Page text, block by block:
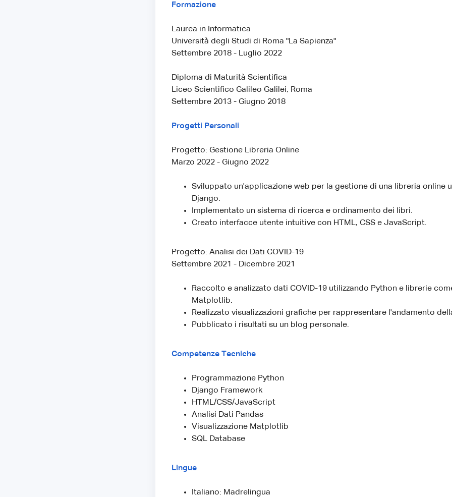
Formazione
Laurea in Informatica
Università degli Studi di Roma "La Sapienza"
Settembre 2018 - Luglio 2022
Diploma di Maturità Scientifica
Liceo Scientifico Galileo Galilei, Roma
Settembre 2013 - Giugno 2018
Progetti Personali
Progetto: Gestione Libreria Online
Marzo 2022 - Giugno 2022
Sviluppato un'applicazione web per la gestione di una libreria online
Django.
Implementato un sistema di ricerca e ordinamento dei libri.
Creato interfacce utente intuitive con HTML, CSS e JavaScript.
Progetto: Analisi dei Dati COVID-19
Settembre 2021 - Dicembre 2021
Raccolto e analizzato dati COVID-19 utilizzando Python e librerie
Matplotlib.
Realizzato visualizzazioni grafiche per rappresentare l'andamento
Pubblicato i risultati su un blog personale.
Competenze Tecniche
Programmazione Python
Django Framework
HTML/CSS/JavaScript
Analisi Dati Pandas
Visualizzazione Matplotlib
SQL Database
Lingue
Italiano: Madrelingua